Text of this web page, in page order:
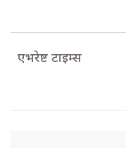
एभरेष्ट टाइम्स